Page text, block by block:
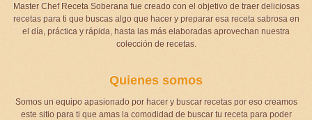
Master Chef Receta Soberana fue creado con el objetivo de traer deliciosas
recetas para ti que buscas algo que hacer y preparar esa receta sabrosa en
el día, práctica y rápida, hasta las más elaboradas aprovechan nuestra
colección de recetas.
Quienes somos
Somos un equipo apasionado por hacer y buscar recetas por eso creamos
este sitio para ti que amas la comodidad de buscar tu receta para poder